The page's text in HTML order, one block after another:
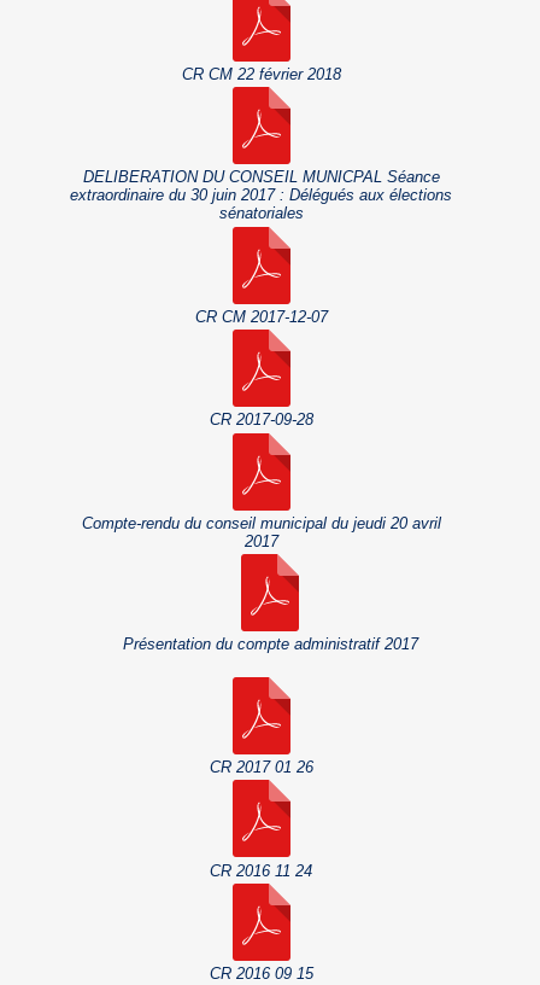
CR CM 22 février 2018
DELIBERATION DU CONSEIL MUNICPAL Séance
extraordinaire du 30 juin 2017 : Délégués aux élections
sénatoriales
CR CM 2017-12-07
CR 2017-09-28
Compte-rendu du conseil municipal du jeudi 20 avril
2017
Présentation du compte administratif 2017
CR 2017 01 26
CR 2016 11 24
CR 2016 09 15